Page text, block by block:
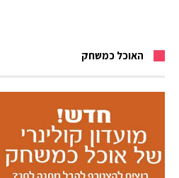
האוכל כמשחק